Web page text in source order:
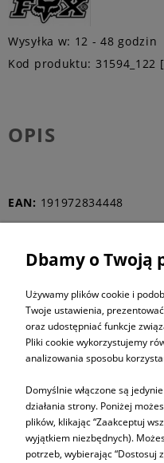
Wysyłka w: 12 - 48 godzin
Kod produktu: 31594_122
OPIS
EAN: 191972834448
Dbamy o Twoją
Używamy plików cookie i
Twoje ustawienia,
oraz udostępniać funkcje
Pliki cookie wykorzystujemy
analizowania sposobu
Domyślnie włączone są
działania strony. Poniżej
plików, klikając “Zaakceptuj
wyjątkiem niezbędnych).
potrzeb, wybierając “Dostosuj